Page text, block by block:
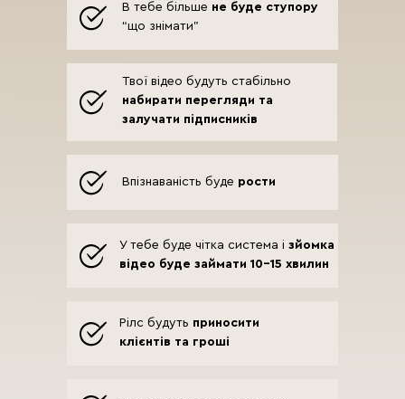
Рілс будуть приносити
клієнтів та гроші
У тебе буде чітка система і зйомка
відео буде займати 10-15 хвилин
Впізнаваність буде рости
Твої відео будуть стабільно
набирати перегляди та
залучати підписників
В тебе більше не буде ступору
“що знімати”